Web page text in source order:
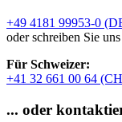
+49 4181 99953-0
oder schreiben Sie
Für Schweizer:
+41 32 661 00 64
... oder